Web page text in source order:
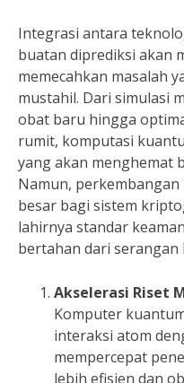
Integrasi antara
buatan diprediksi akan
memecahkan masalah
mustahil. Dari simulasi
obat baru hingga
rumit, komputasi
yang akan menghemat
Namun,
besar bagi sistem
lahirnya standar
bertahan dari serangan
Akselerasi Riset
Komputer
interaksi atom
mempercepat
lebih efisien dan